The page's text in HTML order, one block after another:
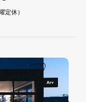
定休）